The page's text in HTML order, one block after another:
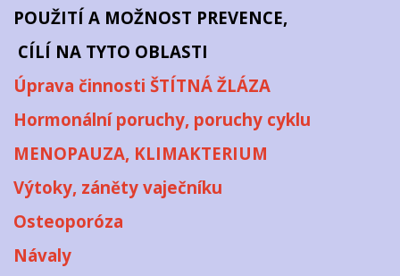
POUŽITÍ A MOŽNOST PREVENCE,
CÍLÍ NA TYTO OBLASTI
Úprava činnosti ŠTÍTNÁ ŽLÁZA
Hormonální poruchy, poruchy cyklu
MENOPAUZA, KLIMAKTERIUM
Výtoky, záněty vaječníku
Osteoporóza
Návaly